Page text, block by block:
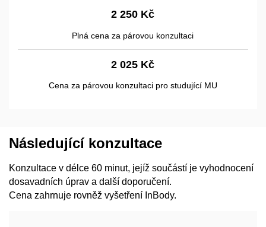
2 250 Kč
Plná cena za párovou konzultaci
2 025 Kč
Cena za párovou konzultaci pro studující MU
Následující konzultace
Konzultace v délce 60 minut, jejíž součástí je vyhodnocení
dosavadních úprav a další doporučení.
Cena zahrnuje rovněž vyšetření InBody.